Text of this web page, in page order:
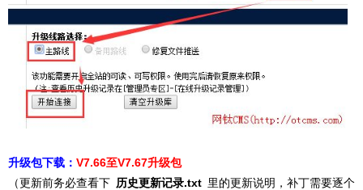
升级包下载： V7.66至V7.67升级包
（更新前务必查看下 历史更新记录.txt 里的更新说明，补丁需要逐个